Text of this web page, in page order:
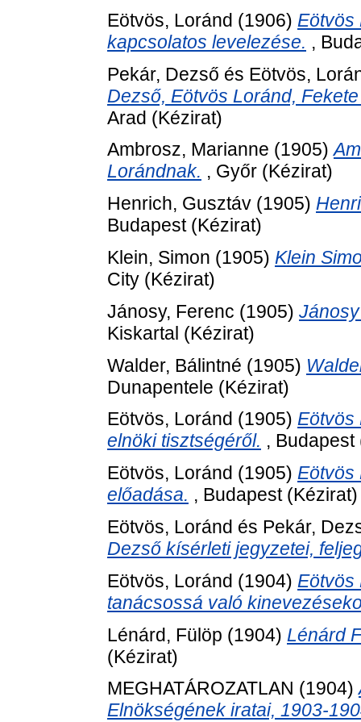
Eötvös, Loránd (1906) Eötvös
kapcsolatos levelezése. ,
Pekár, Dezső és Eötvös,
Dezső, Eötvös Loránd,
Arad (Kézirat)
Ambrosz, Marianne (1905)
Lorándnak. , Győr (Kézirat)
Henrich, Gusztáv (1905)
Budapest (Kézirat)
Klein, Simon (1905) Klein
City (Kézirat)
Jánosy, Ferenc (1905)
Kiskartal (Kézirat)
Walder, Bálintné (1905)
Dunapentele (Kézirat)
Eötvös, Loránd (1905) Eötvös
elnöki tisztségéről. , Budapest
Eötvös, Loránd (1905) Eötvös
előadása. , Budapest (Kézirat)
Eötvös, Loránd és Pekár,
Dezső kísérleti jegyzetei,
Eötvös, Loránd (1904) Eötvös
tanácsossá való
Lénárd, Fülöp (1904) Lénárd
(Kézirat)
MEGHATÁROZATLAN (1904)
Elnökségének iratai, 1903-